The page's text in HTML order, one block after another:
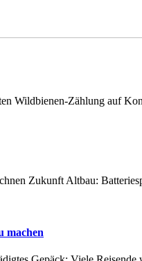
Wildbienen-Zählung auf
Zukunft Altbau:
machen